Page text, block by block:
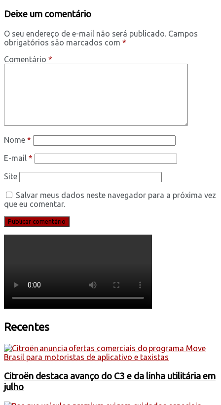
Deixe um comentário
O seu endereço de e-mail não será publicado. Campos
obrigatórios são marcados com *
Comentário *
Nome *
E-mail *
Site
Salvar meus dados neste navegador para a próxima vez
que eu comentar.
Recentes
Citroën destaca avanço do C3 e da linha utilitária em
julho